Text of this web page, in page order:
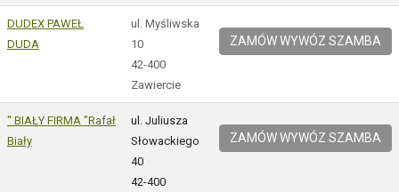
DUDEX PAWEŁ
DUDA
ul. Myśliwska
10
42-400
Zawiercie
ZAMÓW WYWÓZ SZAMBA
" BIAŁY FIRMA "Rafał
Biały
ul. Juliusza
Słowackiego
40
42-400
ZAMÓW WYWÓZ SZAMBA